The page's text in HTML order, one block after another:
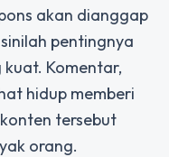
akan dianggap
pentingnya
kuat. Komentar,
hidup memberi
tersebut
orang.